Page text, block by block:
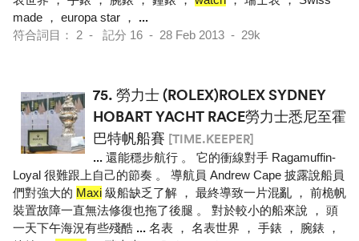
made ， europa star ， ...
符合詞目： 2 - 記分 16 - 28 Feb 2013 - 29k
75. 勞力士 (ROLEX)ROLEX SYDNEY
HOBART YACHT RACE勞力士悉尼至霍
巴特帆船賽 [TIME.KEEPER]
... 還能穩步航行 。 它的衝線對手 Ragamuffin-
Loyal 很難跟上自己的節奏 。 導航員 Andrew Cape 披露說船員
們對強大的 Maxi 級船缺乏了解 ， 最終導致一片混亂 ， 前桅帆
裝置故障一直無法修復也拖了後腿 。 對於較小的船來說 ， 頭
一天下午海況有些殘酷 ... 名表 ， 名表世界 ， 手錶 ， 腕錶 ，